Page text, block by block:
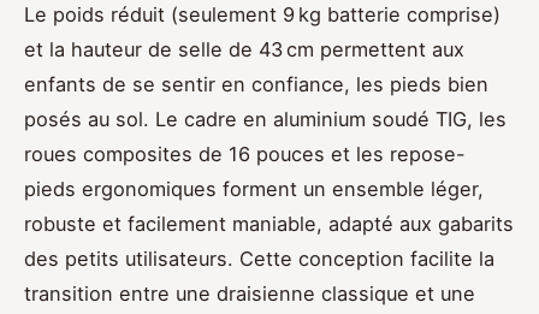
Le poids réduit (seulement 9 kg batterie comprise)
et la hauteur de selle de 43 cm permettent aux
enfants de se sentir en confiance, les pieds bien
posés au sol. Le cadre en aluminium soudé TIG, les
roues composites de 16 pouces et les repose-
pieds ergonomiques forment un ensemble léger,
robuste et facilement maniable, adapté aux gabarits
des petits utilisateurs. Cette conception facilite la
transition entre une draisienne classique et une